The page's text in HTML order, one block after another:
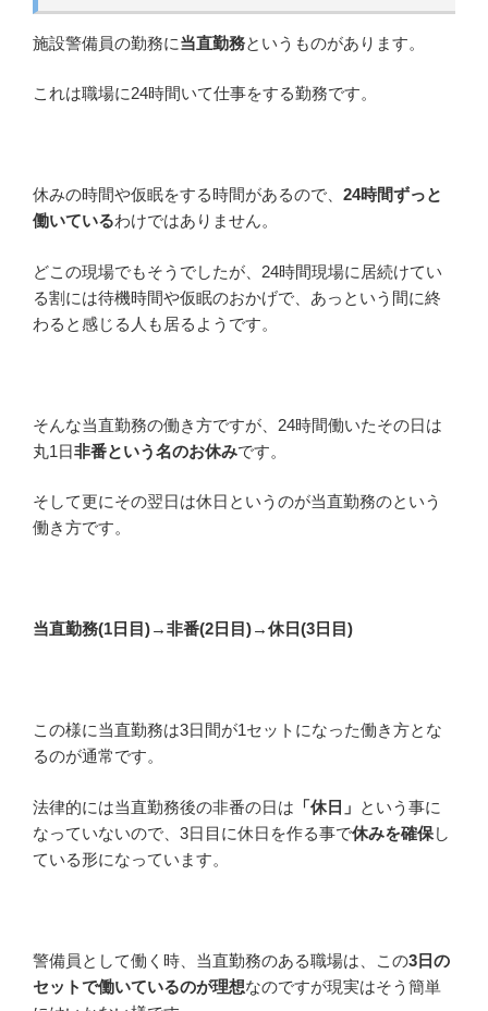
施設警備員の勤務に当直勤務というものがあります。
これは職場に24時間いて仕事をする勤務です。
休みの時間や仮眠をする時間があるので、 24時間ずっと
働いているわけではありません。
どこの現場でもそうでしたが、24時間現場に居続けてい
る割には待機時間や仮眠のおかげで、あっという間に終
わると感じる人も居るようです。
そんな当直勤務の働き方ですが、24時間働いたその日は
丸1日非番という名のお休みです。
そして更にその翌日は休日というのが当直勤務のという
働き方です。
当直勤務(1日目)→非番(2日目)→休日(3日目)
この様に当直勤務は3日間が1セットになった働き方とな
るのが通常です。
法律的には当直勤務後の非番の日は 「休日」 という事に
なっていないので、3日目に休日を作る事で休みを確保し
ている形になっています。
警備員として働く時、当直勤務のある職場は、この3日の
セットで働いているのが理想なのですが現実はそう簡単